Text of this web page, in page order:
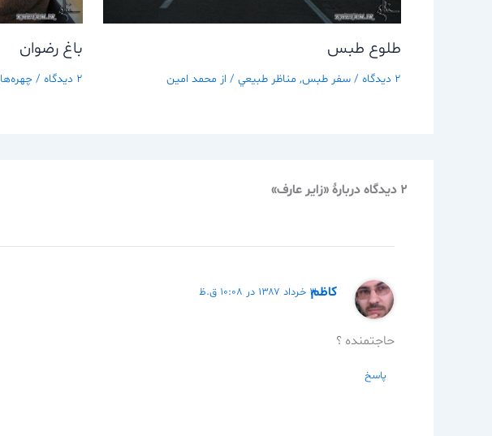
طلوع طبس
2 دیدگاه / سفر طبس, مناظر طبيعي / از محمد امین
باغ رضوان
2 دیدگاه /چهره‌ها
2 دیدگاه دربارهٔ «زاير عارف»
كاظم
۳ خرداد ۱۳۸۷ در ۱۰:۰۸ ق.ظ
حاجتمنده ؟
پاسخ